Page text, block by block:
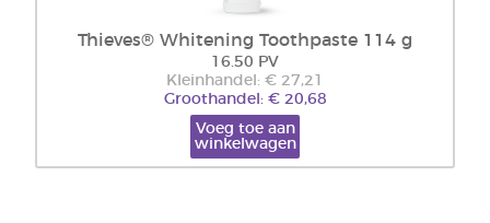
Thieves® Whitening Toothpaste 114 g
16.50 PV
Kleinhandel: € 27,21
Groothandel: € 20,68
Voeg toe aan
winkelwagen